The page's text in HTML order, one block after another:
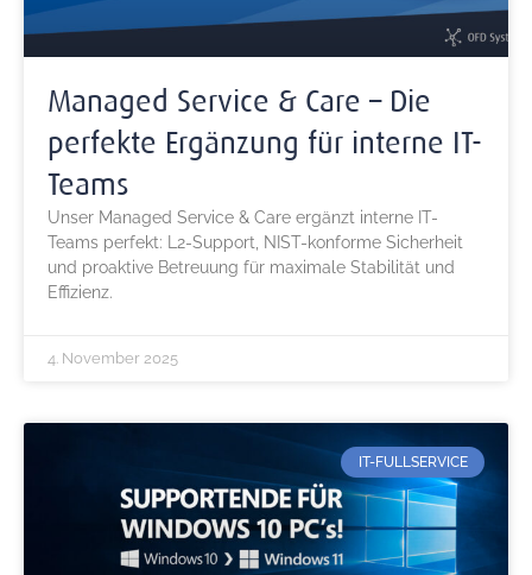
Managed Service & Care – Die
perfekte Ergänzung für interne IT-
Teams
Unser Managed Service & Care ergänzt interne IT-
Teams perfekt: L2-Support, NIST-konforme Sicherheit
und proaktive Betreuung für maximale Stabilität und
Effizienz.
4. November 2025
IT-FULLSERVICE